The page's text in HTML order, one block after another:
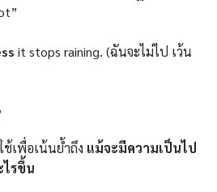
it stops raining. (ฉันจะไม่ไป เว้น
ช้เพื่อเน้นย้ำถึง แม้จะมีความเป็นไป
ไรขึ้น